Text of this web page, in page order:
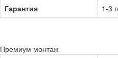
Гарантия
1-3
Премиум монтаж